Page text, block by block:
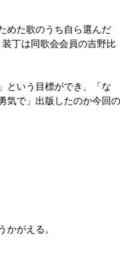
めた歌のうち自ら選んだ
丁は同歌会会員の吉野比
という目標ができ、「な
で」出版したのか今回
がえる。